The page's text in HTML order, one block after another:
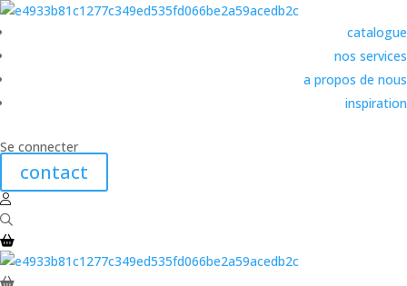
catalogue
nos services
a propos de nous
inspiration
Se connecter
contact